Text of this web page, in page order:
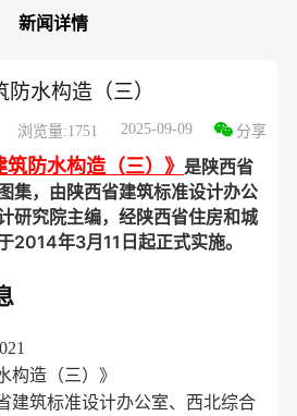
新闻详情
防水构造（三）
浏览量:1751 2025-09-09 分享
防水构造（三）》 是陕西省
集，由陕西省建筑标准设计办公
研究院主编，经陕西省住房和城
2014年3月11日起正式实施。
构造（三）》
建筑标准设计办公室、西北综合